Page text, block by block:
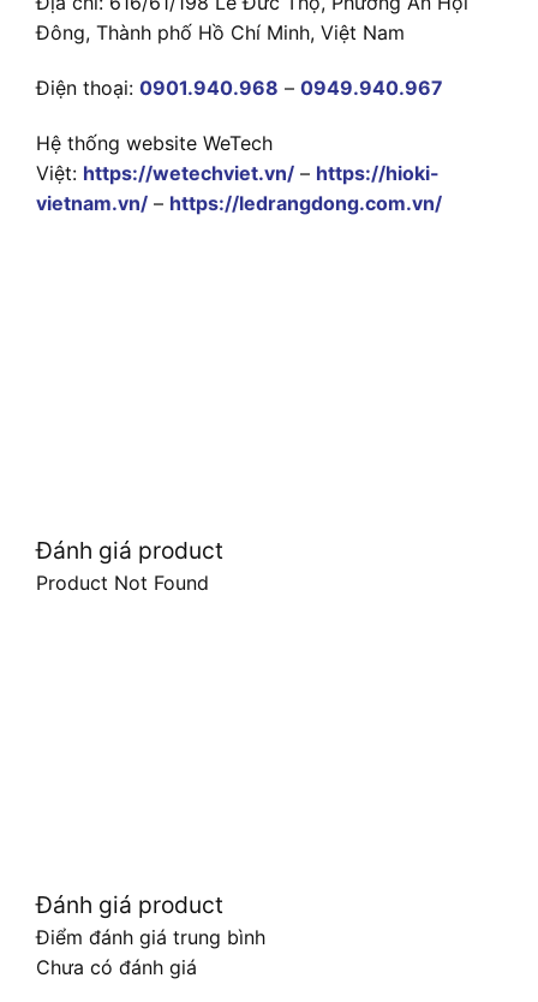
Đông, Thành phố Hồ Chí Minh, Việt Nam
Điện thoại: 0901.940.968 – 0949.940.967
Hệ thống website WeTech
Việt: https://wetechviet.vn/ – https://hioki-
vietnam.vn/ – https://ledrangdong.com.vn/
Đánh giá product
Product Not Found
Đánh giá product
Điểm đánh giá trung bình
Chưa có đánh giá